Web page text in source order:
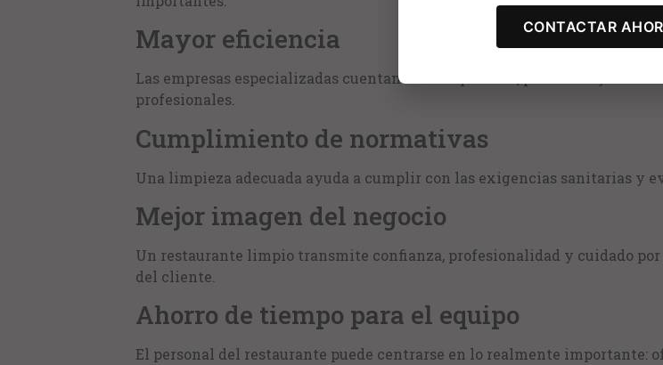
Mayor eficiencia
Las empresas especializadas cuentan con maquinaria, productos y
profesionales.
Cumplimiento de normativas
Una limpieza adecuada ayuda a cumplir con las exigencias sanitarias y
Mejor imagen del negocio
Un restaurante limpio transmite confianza, profesionalidad y cuidado
del cliente.
Ahorro de tiempo para el equipo
El personal del restaurante puede centrarse en lo realmente importante:
CONTACTAR